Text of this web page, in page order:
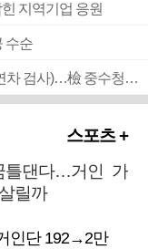
지역기업 응원
수순
■ 검사 신분 버리고 직급하향(10년 이하 저연차 검사)…檢 중수청행 기피
스포츠 +
틀댄다…거인 가
릴까
인단 192→2만